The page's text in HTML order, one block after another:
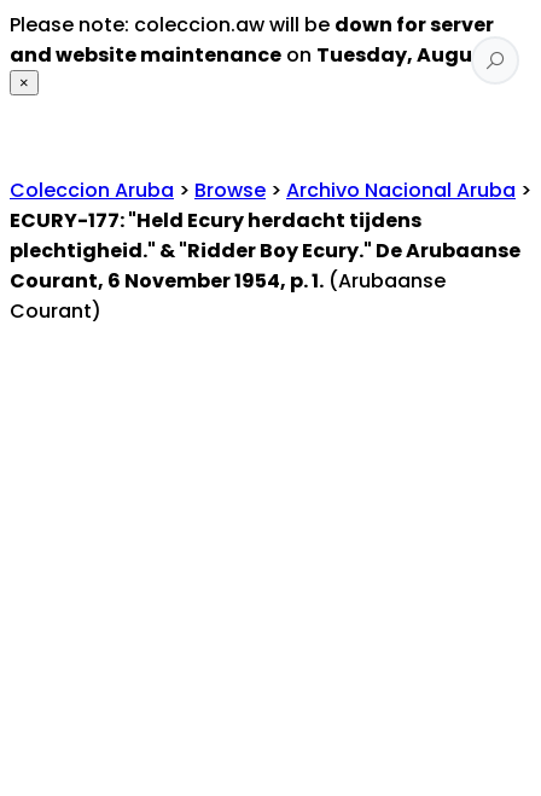
Please note: coleccion.aw will be down for server
and website maintenance on Tuesday, August 4
×
Coleccion Aruba > Browse > Archivo Nacional Aruba >
ECURY-177: "Held Ecury herdacht tijdens
plechtigheid." & "Ridder Boy Ecury." De Arubaanse
Courant, 6 November 1954, p. 1. (Arubaanse
Courant)